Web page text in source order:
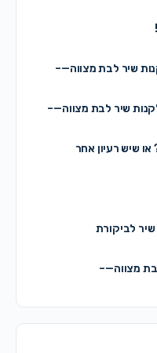
שיר לבת מצווה—–
שיר לבת מצווה—–
שיש רעיון אחר
לביקורת
מצווה—–